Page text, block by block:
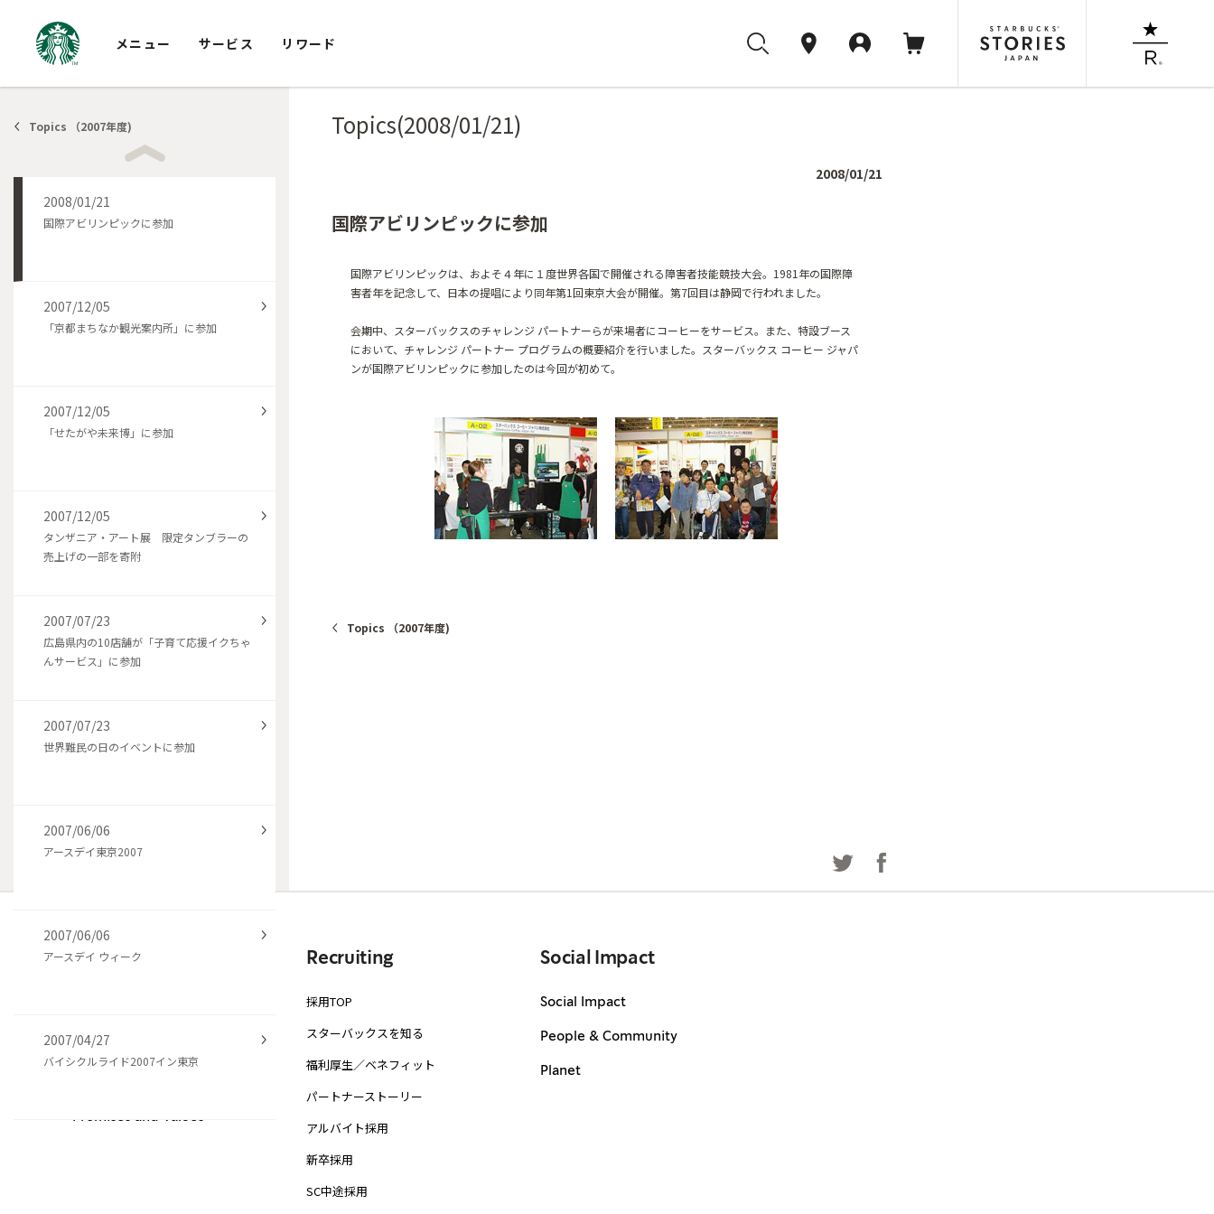
メニュー サービス リワード
Topics(2008/01/21)
2008/01/21
国際アビリンピックに参加
国際アビリンピックは、およそ４年に１度世界各国で開催される障害者技能競技大会。1981年の国際障
害者年を記念して、日本の提唱により同年第1回東京大会が開催。第7回目は静岡で行われました。
会期中、スターバックスのチャレンジ パートナーらが来場者にコーヒーをサービス。また、特設ブース
において、チャレンジ パートナー プログラムの概要紹介を行いました。スターバックス コーヒー ジャパ
ンが国際アビリンピックに参加したのは今回が初めて。
Topics （2007年度)
Topics （2007年度)
ぬくもりを、つなごう。 パート2
ティ
2008/01/21
国際アビリンピックに参加
2007/12/05
「京都まちなか観光案内所」に参加
2007/12/05
「せたがや未来博」に参加
2007/12/05
タンザニア・アート展 限定タンブラーの
売上げの一部を寄附
2007/07/23
広島県内の10店舗が「子育て応援イクちゃ
んサービス」に参加
2007/07/23
世界難民の日のイベントに参加
2007/06/06
アースデイ東京2007
2007/06/06
アースデイ ウィーク
2007/04/27
バイシクルライド2007イン東京
Company
会社概要
沿革
Promises and Values
Recruiting
採用TOP
スターバックスを知る
福利厚生／ベネフィット
パートナーストーリー
アルバイト採用
新卒採用
SC中途採用
Social Impact
Social Impact
People & Community
Planet